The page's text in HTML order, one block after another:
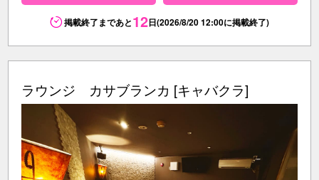
掲載終了まであと12日(2026/8/20 12:00に掲載終了)
ラウンジ カサブランカ [キャバクラ]